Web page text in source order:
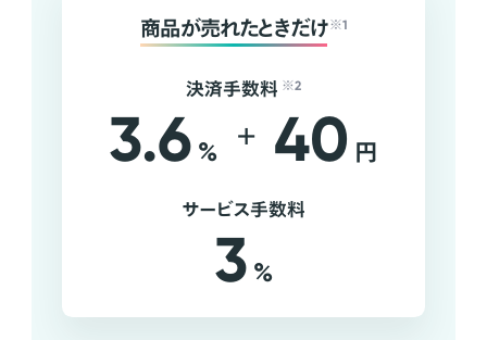
商品が売れたときだけ ※1
決済手数料 ※2
3.6 % + 40 円
サービス手数料
3 %